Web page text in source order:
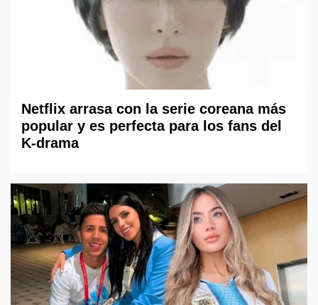
Netflix arrasa con la serie coreana más
popular y es perfecta para los fans del
K-drama